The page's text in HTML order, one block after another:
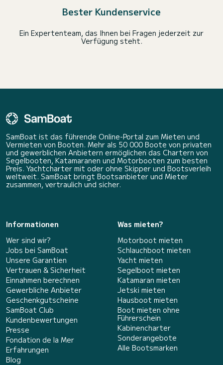
Bester Kundenservice
Ein Expertenteam, das Ihnen bei Fragen jederzeit zur
Verfügung steht.
SamBoat ist das führende Online-Portal zum Mieten und
Vermieten von Booten. Mehr als 50 000 Boote von privaten
und gewerblichen Anbietern ermöglichen das Chartern von
Segelbooten, Katamaranen und Motorbooten zum besten
Preis. Yachtcharter mit oder ohne Skipper und Bootsverleih
weltweit. SamBoat bringt Bootsanbieter und Mieter
zusammen, vertraulich und sicher.
Informationen
Wer sind wir?
Jobs bei SamBoat
Unsere Garantien
Vertrauen & Sicherheit
Einnahmen berechnen
Gewerbliche Anbieter
Geschenkgutscheine
SamBoat Club
Kundenbewertungen
Presse
Fondation de la Mer
Erfahrungen
Blog
Was mieten?
Motorboot mieten
Schlauchboot mieten
Yacht mieten
Segelboot mieten
Katamaran mieten
Jetski mieten
Hausboot mieten
Boot mieten ohne
Führerschein
Kabinencharter
Sonderangebote
Alle Bootsmarken